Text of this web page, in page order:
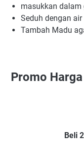
masukkan dalam
Seduh dengan
Tambah Madu
Promo Harga
Beli